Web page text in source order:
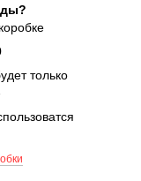
только